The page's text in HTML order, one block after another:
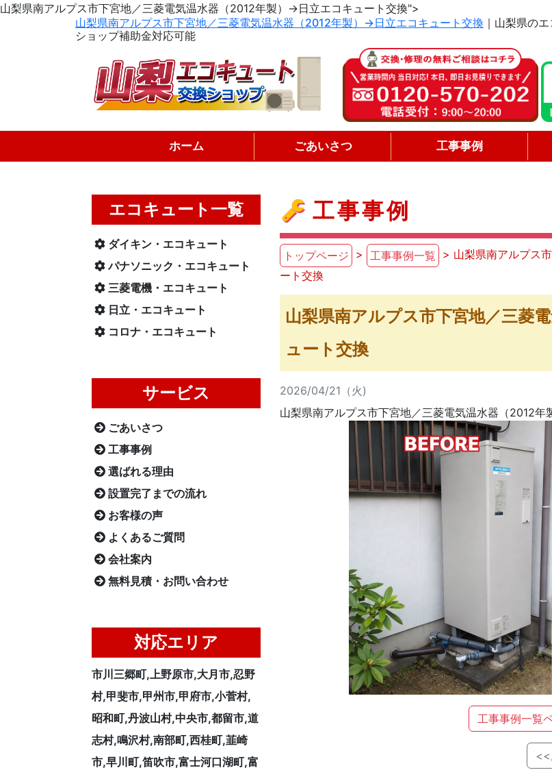
山梨県南アルプス市下宮地／三菱電気温水器（2012年製）→日立エコキュート交換">
山梨県南アルプス市下宮地／三菱電気温水器（2012年製）→日立エコキュート交換 ｜山梨県の
ショップ補助金対応可能
ホーム ごあいさつ 工事事例
エコキュート一覧
ダイキン・エコキュート
パナソニック・エコキュート
三菱電機・エコキュート
日立・エコキュート
コロナ・エコキュート
サービス
ごあいさつ
工事事例
選ばれる理由
設置完了までの流れ
お客様の声
よくあるご質問
会社案内
無料見積・お問い合わせ
対応エリア
市川三郷町,上野原市,大月市,忍野
村,甲斐市,甲州市,甲府市,小菅村,
昭和町,丹波山村,中央市,都留市,道
志村,鳴沢村,南部町,西桂町,韮崎
市,早川町,笛吹市,富士河口湖町,富
工事事例
トップページ > 工事事例一覧 > 山梨県南アルプス
ート交換
山梨県南アルプス市下宮地／三菱
ュート交換
2026/04/21（火)
山梨県南アルプス市下宮地／三菱電気温水器（2012
工事事例一覧
<<